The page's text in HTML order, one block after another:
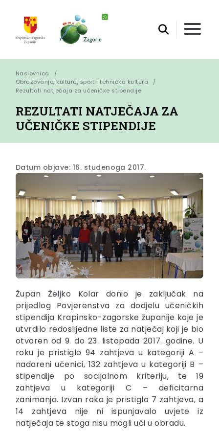
Naslovnica
Obrazovanje, kultura, šport i tehnička kultura
Rezultati natječaja za učeničke stipendije
REZULTATI NATJEČAJA ZA
UČENIČKE STIPENDIJE
Datum objave: 16. studenoga 2017.
Župan Željko Kolar donio je zaključak na
prijedlog Povjerenstva za dodjelu učeničkih
stipendija Krapinsko-zagorske županije koje je
utvrdilo redoslijedne liste za natječaj koji je bio
otvoren od 9. do 23. listopada 2017. godine. U
roku je pristiglo 94 zahtjeva u kategoriji A –
nadareni učenici, 132 zahtjeva u kategoriji B –
stipendije po socijalnom kriteriju, te 19
zahtjeva u kategoriji C – deficitarna
zanimanja. Izvan roka je pristiglo 7 zahtjeva, a
14 zahtjeva nije ni ispunjavalo uvjete iz
natječaja te stoga nisu mogli ući u obradu.